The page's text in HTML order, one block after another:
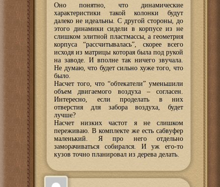
Оно понятно, что динамические
характеристики такой колонки будут
далеко не идеальны. С другой стороны, до
этого динамики сидели в корпусе из не
слишком элитной пластмассы, а геометрия
корпуса “рассчитывалась”, скорее всего
исходя из матрицы которая была под рукой
на заводе. И вполне так ничего звучала.
Не думаю, что будет сильно хуже того, что
было.
Насчет того, что “обтекатели” уменьшили
объем двигаемого воздуха – согласен.
Интересно, если проделать в них
отверстия для забора воздуха, будет
лучше?
Насчет низких частот я не слишком
переживаю. В комплекте же есть сабвуфер
маленький. Я про него отдельно
заморачиваться собирался. И уж его-то
кузов точно планировал из дерева делать.